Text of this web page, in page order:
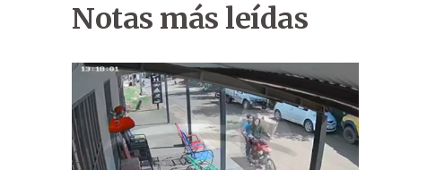
Notas más leídas